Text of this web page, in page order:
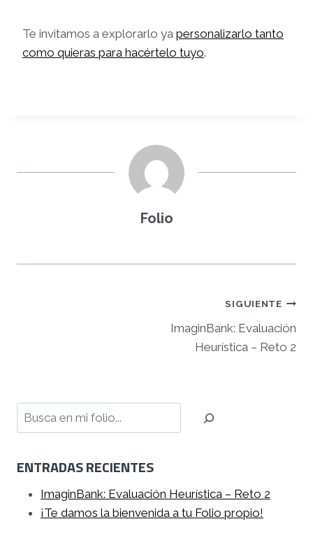
Te invitamos a explorarlo ya personalizarlo tanto
como quieras para hacértelo tuyo.
Folio
SIGUIENTE
ImaginBank: Evaluación
Heurística – Reto 2
Buscar
ENTRADAS RECIENTES
ImaginBank: Evaluación Heurística – Reto 2
¡Te damos la bienvenida a tu Folio propio!